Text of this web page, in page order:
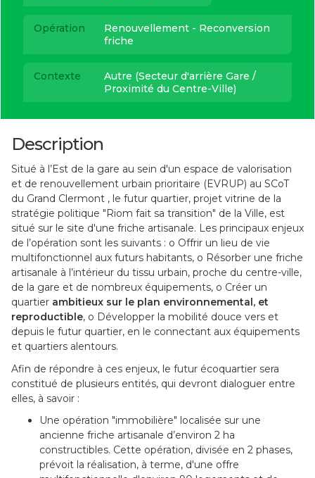
Opération
Renouvellement - Reconversion
friche
Contexte
Autre (Secteur d'arrière Gare /
Proximité du Centre-Ville)
Description
Situé à l’Est de la gare au sein d'un espace de valorisation
et de renouvellement urbain prioritaire (EVRUP) au SCoT
du Grand Clermont , le futur quartier, projet vitrine de la
stratégie politique "Riom fait sa transition" de la Ville, est
situé sur le site d'une friche artisanale. Les principaux enjeux
de l’opération sont les suivants : o Offrir un lieu de vie
multifonctionnel aux futurs habitants, o Résorber une friche
artisanale à l’intérieur du tissu urbain, proche du centre-ville,
de la gare et de nombreux équipements, o Créer un
quartier ambitieux sur le plan environnemental, et
reproductible, o Développer la mobilité douce vers et
depuis le futur quartier, en le connectant aux équipements
et quartiers alentours.
Afin de répondre à ces enjeux, le futur écoquartier sera
constitué de plusieurs entités, qui devront dialoguer entre
elles, à savoir :
Une opération "immobilière" localisée sur une
ancienne friche artisanale d’environ 2 ha
constructibles. Cette opération, divisée en 2 phases,
prévoit la réalisation, à terme, d'une offre